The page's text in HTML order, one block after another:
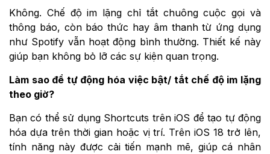
Không. Chế độ im lặng chỉ tắt chuông cuộc gọi và
thông báo, còn báo thức hay âm thanh từ ứng dụng
như Spotify vẫn hoạt động bình thường. Thiết kế này
giúp bạn không bỏ lỡ các sự kiện quan trọng.
Làm sao để tự động hóa việc bật/ tắt chế độ im lặng
theo giờ?
Bạn có thể sử dụng Shortcuts trên iOS để tạo tự động
hóa dựa trên thời gian hoặc vị trí. Trên iOS 18 trở lên,
tính năng này được cải tiến mạnh mẽ, giúp cá nhân